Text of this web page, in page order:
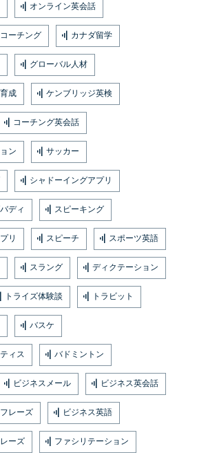
オンライン英会話
ーチング カナダ留学
グローバル人材
成 ケンブリッジ英検
コーチング英会話
ン サッカー
シャドーイングアプリ
ディ スピーキング
リ スピーチ スポーツ英語
スラング ディクテーション
トライズ体験談 トラビット
バスケ
ィス バドミントン
ビジネスメール ビジネス英会話
レーズ ビジネス英語
ーズ ファシリテーション